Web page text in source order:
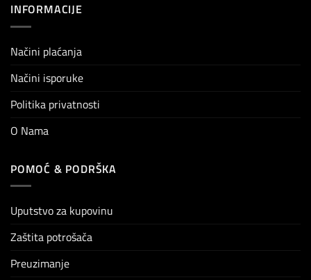
INFORMACIJE
Načini plaćanja
Načini isporuke
Politika privatnosti
O Nama
POMOĆ & PODRŠKA
Uputstvo za kupovinu
Zaštita potrošača
Preuzimanje